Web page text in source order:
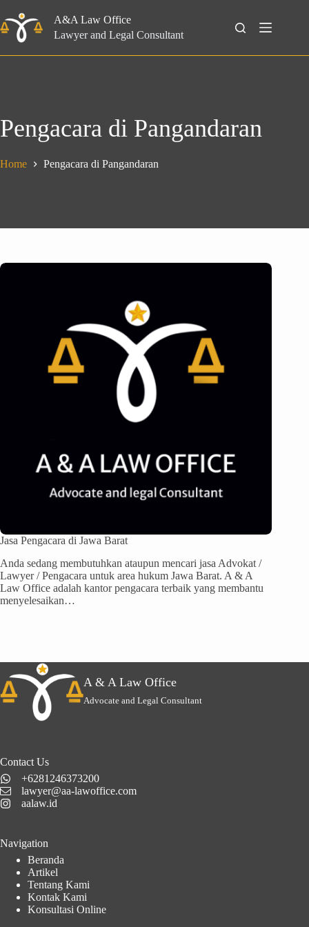
to
content
A&A Law Office
Lawyer and Legal Consultant
Search
Pengacara di Pangandaran
Home Pengacara di Pangandaran
Jasa Pengacara di Jawa Barat
Anda sedang membutuhkan ataupun mencari jasa Advokat /
Lawyer / Pengacara untuk area hukum Jawa Barat. A & A
Law Office adalah kantor pengacara terbaik yang membantu
menyelesaikan…
A & A Law Office
Advocate and Legal Consultant
Contact Us
+6281246373200
lawyer@aa-lawoffice.com
aalaw.id
Navigation
Beranda
Artikel
Tentang Kami
Kontak Kami
Konsultasi Online